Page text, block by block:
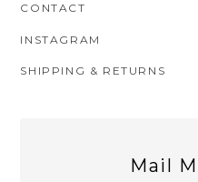
CONTACT
INSTAGRAM
SHIPPING & RETURNS
Mail